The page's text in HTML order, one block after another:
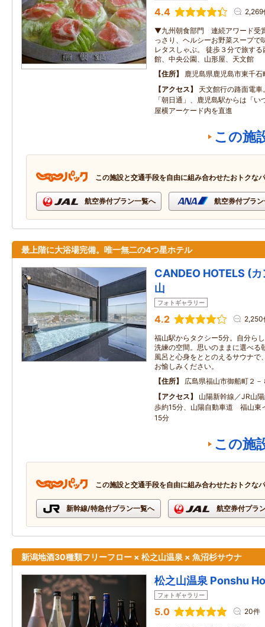
4.4 2,269
▼九州朝食部門 連続アワード受
っさり、ヘルシーお野菜スープで
レタスしゃぶ。 徒歩３分で旅す
館、中央公園、山形屋、天文館
住所
鹿児島県鹿児島市東千
アクセス
天文館行の路面電
「朝日通」、鹿児島駅からは「い
屋横アーケード内を直進
この施
この施設と交通手段を自由に組み合わせたおトクな
航空券付プラン一覧へ 航空券付プラ
最上階に大浴場完備。唯一無二の4つ星ホテル
CANDEO HOTELS (
山
フォトギャラリー
4.2 2,250
福山駅からタクシー5分。自分ら
洗練の空間。思いのままに選べる
風呂と心身をととのえるサウナで
お愉しみください。
住所
広島県福山市御船町２－
アクセス
山陽新幹線／JR山
歩約15分、山陽自動車道 福山東
15分
この施
この施設と交通手段を自由に組み合わせたおトクな
新幹線/特急付プラン一覧へ 航空券付プラ
新潟地酒30種類フリーフロー × 松之山温泉 × 魚沼杉サウナ
松之山温泉 Ponshu
フォトギャラリー
5.0 20件